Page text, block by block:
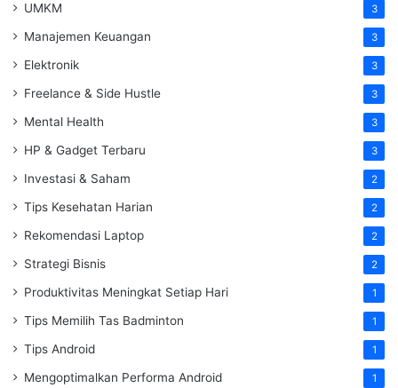
UMKM 3
Manajemen Keuangan 3
Elektronik 3
Freelance & Side Hustle 3
Mental Health 3
HP & Gadget Terbaru 3
Investasi & Saham 2
Tips Kesehatan Harian 2
Rekomendasi Laptop 2
Strategi Bisnis 2
Produktivitas Meningkat Setiap Hari 1
Tips Memilih Tas Badminton 1
Tips Android 1
Mengoptimalkan Performa Android 1